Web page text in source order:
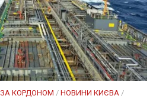
ЗА КОРДОНОМ / НОВИНИ КИЄВА /